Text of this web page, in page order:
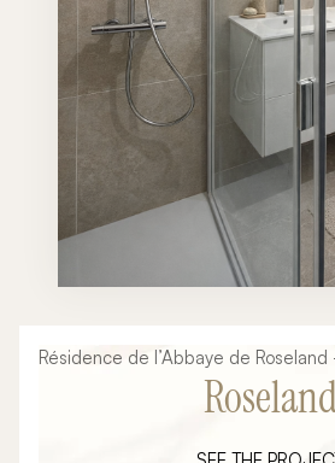
Résidence de l’Abbaye de